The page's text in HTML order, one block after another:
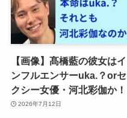
【画像】髙橋藍の彼女はイ
ンフルエンサーuka.？orセ
クシー女優・河北彩伽か！
2026年7月12日